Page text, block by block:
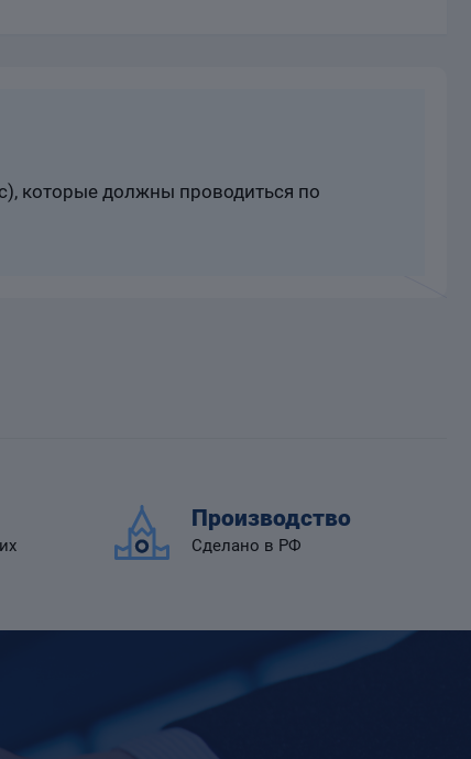
которые должны проводиться по
Производство
Сделано в РФ